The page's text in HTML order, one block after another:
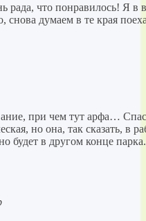
рада, что понравилось! Я в
снова думаем в те края
при чем тут арфа…
но она, так сказать, в
будет в другом конце парка.